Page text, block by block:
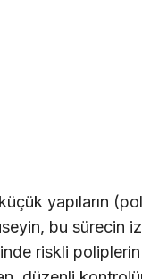
yapıların
bu sürecin
riskli